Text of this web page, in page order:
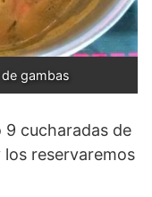
gambas
9 cucharadas de
los reservaremos